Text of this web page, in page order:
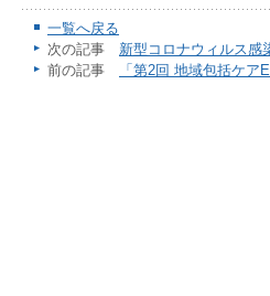
一覧へ戻る
次の記事 新型コロナウィルス感
前の記事
「第2回 地域包括ケ